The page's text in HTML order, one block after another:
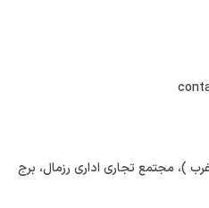
)، مجتمع تجاری اداری رزمال، برج